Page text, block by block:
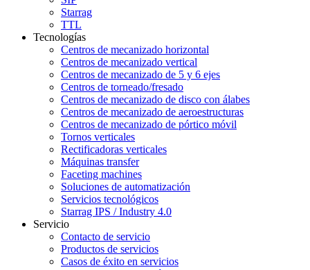
Starrag
TTL
Tecnologías
Centros de mecanizado horizontal
Centros de mecanizado vertical
Centros de mecanizado de 5 y 6 ejes
Centros de torneado/fresado
Centros de mecanizado de disco con álabes
Centros de mecanizado de aeroestructuras
Centros de mecanizado de pórtico móvil
Tornos verticales
Rectificadoras verticales
Máquinas transfer
Faceting machines
Soluciones de automatización
Servicios tecnológicos
Starrag IPS / Industry 4.0
Servicio
Contacto de servicio
Productos de servicios
Casos de éxito en servicios